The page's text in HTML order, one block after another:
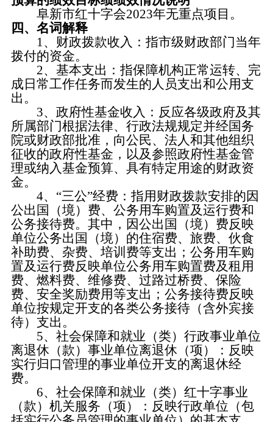
阜新市红十字会2023年无重点项目。
四、名词解释
1、财政拨款收入：指市级财政部门当年
拨付的资金。
2、基本支出：指保障机构正常运转、完
成日常工作任务而发生的人员支出和公用支
出。
3、政府性基金收入：反应各级政府及其
所属部门根据法律、行政法规规定并经国务
院或财政部批准，向公民、法人和其他组织
征收的政府性基金，以及参照政府性基金管
理或纳入基金预算、具有特定用途的财政资
金。
4、“三公”经费：指用财政拨款安排的因
公出国（境）费、公务用车购置及运行费和
公务接待费。其中，因公出国（境）费反映
单位公务出国（境）的住宿费、旅费、伙食
补助费、杂费、培训费等支出；公务用车购
置及运行费反映单位公务用车购置费及租用
费、燃料费、维修费、过路过桥费、保险
费、安全奖励费用等支出；公务接待费反映
单位按规定开支的各类公务接待（含外宾接
待）支出。
5、社会保障和就业（类）行政事业单位
离退休（款）事业单位离退休（项）：反映
实行归口管理的事业单位开支的离退休经
费。
6、社会保障和就业（类）红十字事业
（款）机关服务（项）：反映行政单位（包